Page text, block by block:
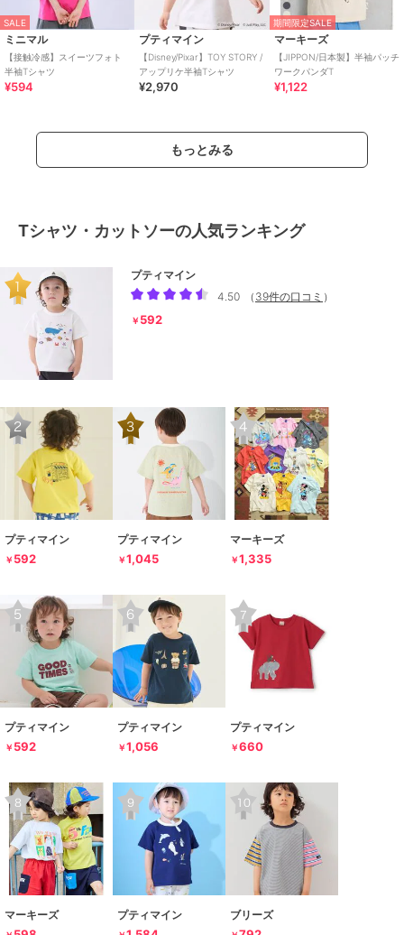
SALE
ミニマル
【接触冷感】スイーツフォト
半袖Tシャツ
¥594
プティマイン
【Disney/Pixar】TOY STORY /
アップリケ半袖Tシャツ
¥2,970
期間限定SALE
マーキーズ
【JIPPON/日本製】半袖パッチ
ワークパンダT
¥1,122
もっとみる
Tシャツ・カットソーの人気ランキング
プティマイン
4.50
（ 39件の口コミ ）
￥ 592
プティマイン
￥ 592
プティマイン
￥1,045
マーキーズ
￥1,335
プティマイン
￥ 592
プティマイン
￥1,056
プティマイン
￥660
マーキーズ プティマイン ブリーズ